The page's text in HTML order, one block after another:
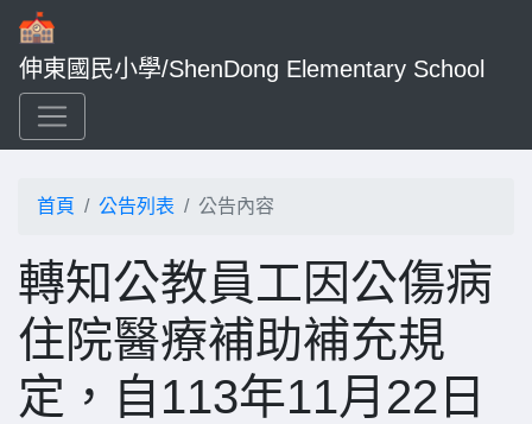
伸東國民小學/ShenDong Elementary School
首頁 公告列表 公告內容
轉知公教員工因公傷病
住院醫療補助補充規
定，自113年11月22日